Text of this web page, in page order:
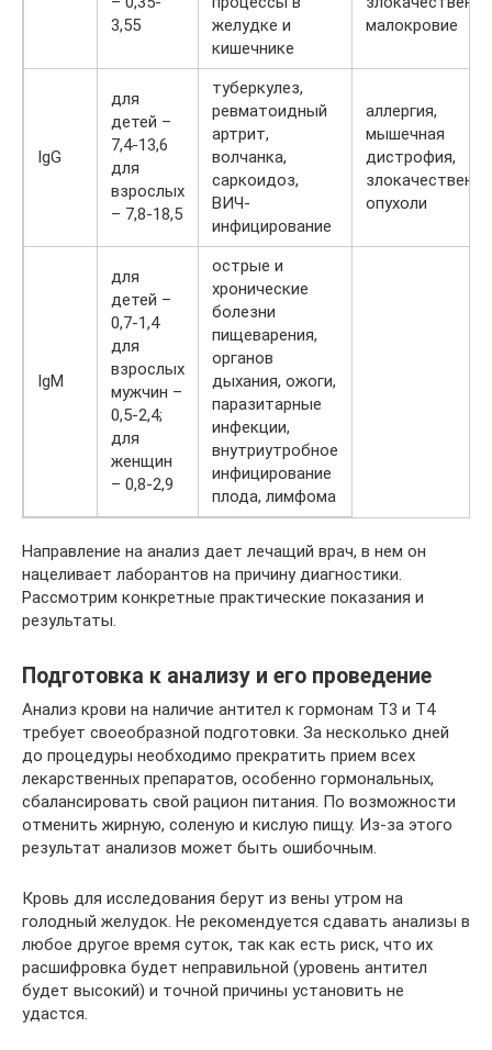
3,55
желудке и
кишечнике
малокровие
IgG
для
детей –
7,4-13,6
для
взрослых
– 7,8-18,5
туберкулез,
ревматоидный
артрит,
волчанка,
саркоидоз,
ВИЧ-
инфицирование
аллергия,
мышечная
дистрофия,
опухоли
IgM
для
детей –
0,7-1,4
для
взрослых
мужчин –
0,5-2,4;
для
женщин
– 0,8-2,9
острые и
хронические
болезни
пищеварения,
органов
дыхания, ожоги,
паразитарные
инфекции,
внутриутробное
инфицирование
плода, лимфома
Направление на анализ дает лечащий врач, в нем он
нацеливает лаборантов на причину диагностики.
Рассмотрим конкретные практические показания и
результаты.
Подготовка к анализу и его проведение
Анализ крови на наличие антител к гормонам Т3 и Т4
требует своеобразной подготовки. За несколько дней
до процедуры необходимо прекратить прием всех
лекарственных препаратов, особенно гормональных,
сбалансировать свой рацион питания. По возможности
отменить жирную, соленую и кислую пищу. Из-за этого
результат анализов может быть ошибочным.
Кровь для исследования берут из вены утром на
голодный желудок. Не рекомендуется сдавать анализы в
любое другое время суток, так как есть риск, что их
расшифровка будет неправильной (уровень антител
будет высокий) и точной причины установить не
удастся.